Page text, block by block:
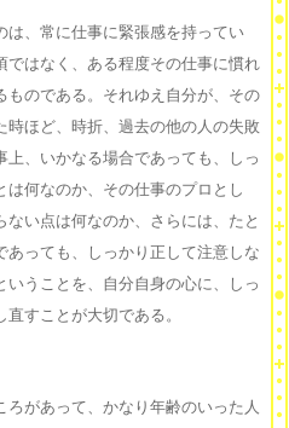
は、常に仕事に緊張感を持ってい
ではなく、ある程度その仕事に慣れ
ものである。それゆえ自分が、その
ほど、時折、過去の他の人の失敗
、いかなる場合であっても、しっ
何なのか、その仕事のプロとし
い点は何なのか、さらには、たと
あっても、しっかり正して注意しな
いうことを、自分自身の心に、しっ
すことが大切である。
ろがあって、かなり年齢のいった人